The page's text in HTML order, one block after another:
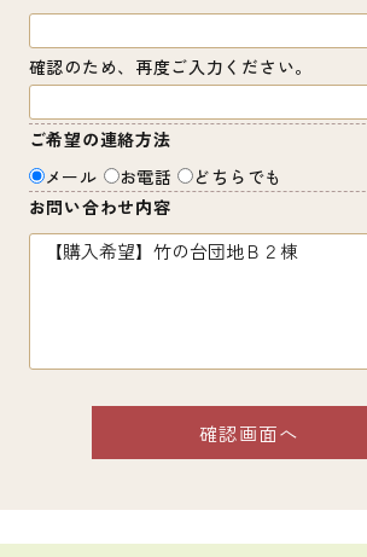
確認のため、再度ご入力ください。
ご希望の連絡方法
メール
お電話
どちらでも
お問い合わせ内容